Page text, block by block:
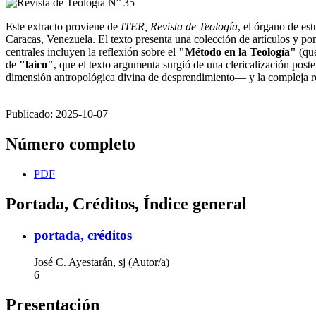
Este extracto proviene de ITER, Revista de Teología, el órgano de
Caracas, Venezuela. El texto presenta una colección de artículos y
centrales incluyen la reflexión sobre el "Método en la Teología"
de "laico", que el texto argumenta surgió de una clericalización
dimensión antropológica divina de desprendimiento— y la compleja
Publicado: 2025-10-07
Número completo
PDF
Portada, Créditos, Índice general
portada, créditos
José C. Ayestarán, sj (Autor/a)
6
Presentación